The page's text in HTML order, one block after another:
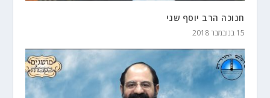
חנוכה הרב יוסף שני
15 בנובמבר 2018